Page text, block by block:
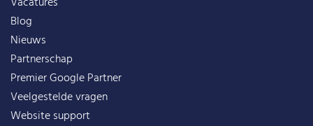
Blog
Nieuws
Partnerschap
Premier Google Partner
Veelgestelde vragen
Website support